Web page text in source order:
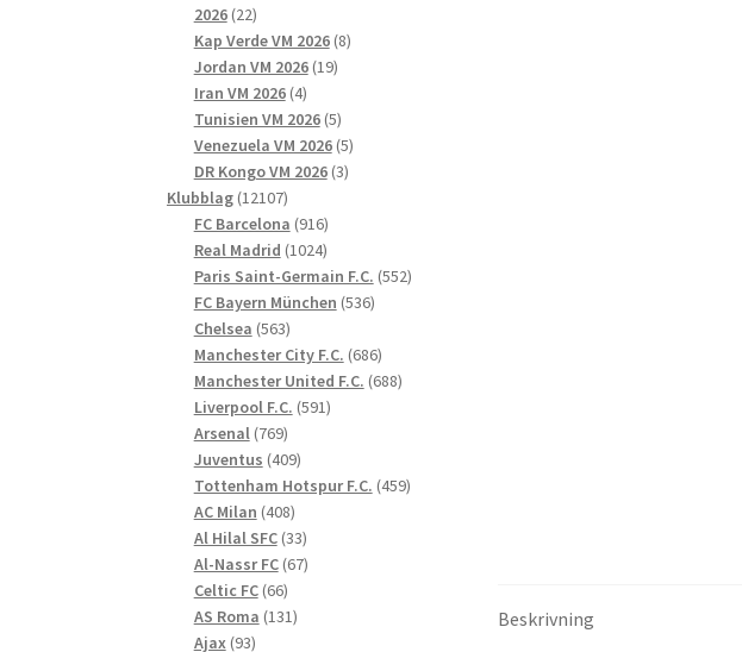
Beskrivning
2026 2222
produkter
Kap Verde VM 2026 88
Jordan VM 2026 1919
Iran VM 2026 44
produkter
Tunisien VM 2026 55
produkter
Venezuela VM 2026 55
produkter
DR Kongo VM 2026 33
Klubblag 1210712107
produkter
FC Barcelona 916916
produkter
Real Madrid 10241024
produkter
Paris Saint-Germain F.C. 552552
FC Bayern München 536536
Chelsea 563563
produkter
Manchester City F.C. 686686
produkter
Manchester United F.C. 688688
Liverpool F.C. 591591
Arsenal 769769
produkter
Juventus 409409
produkter
Tottenham Hotspur F.C. 459459
AC Milan 408408
produkter
Al Hilal SFC 3333
produkter
Al-Nassr FC 6767
Celtic FC 6666
produkter
AS Roma 131131
Ajax 9393